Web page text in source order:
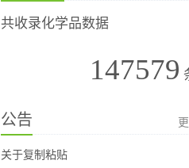
共收录化学品数据
147579
公告
关于复制粘贴